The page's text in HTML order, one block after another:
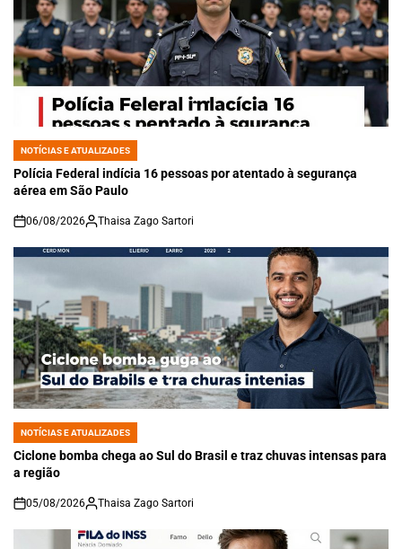
POSTED
IN
NOTÍCIAS E ATUALIZADES
Polícia Federal indícia 16 pessoas por atentado à segurança
aérea em São Paulo
on
06/08/2026 Thaisa Zago Sartori
POSTED
IN
NOTÍCIAS E ATUALIZADES
Ciclone bomba chega ao Sul do Brasil e traz chuvas intensas para
a região
on
05/08/2026 Thaisa Zago Sartori